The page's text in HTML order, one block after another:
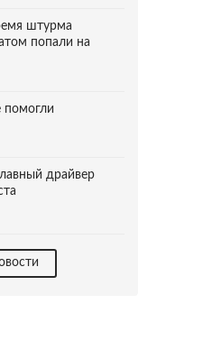
штурма
попали на
помогли
драйвер